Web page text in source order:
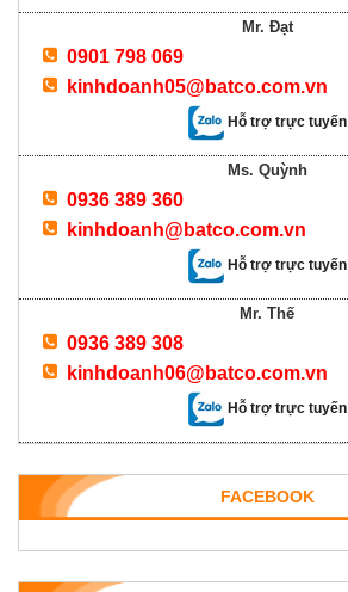
Mr. Đạt
0901 798 069
kinhdoanh05@batco.com.vn
Hỗ trợ trực tuyến
Ms. Quỳnh
0936 389 360
kinhdoanh@batco.com.vn
Hỗ trợ trực tuyến
Mr. Thế
0936 389 308
kinhdoanh06@batco.com.vn
Hỗ trợ trực tuyến
FACEBOOK